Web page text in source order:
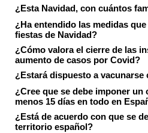
¿Esta Navidad, con cuántos
¿Ha entendido las medidas
fiestas de Navidad?
¿Cómo valora el cierre de las
aumento de casos por Covid?
¿Estará dispuesto a
¿Cree que se debe imponer
menos 15 días en todo en
¿Está de acuerdo con que se
territorio español?